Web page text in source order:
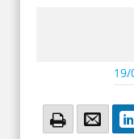
LinkedIn
Email
Email